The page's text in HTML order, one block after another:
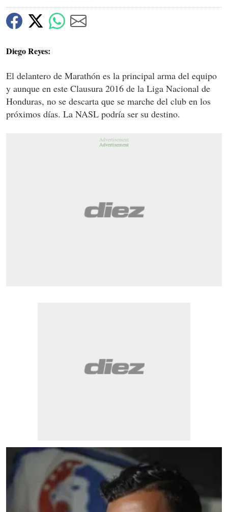
Diego Reyes:
El delantero de Marathón es la principal arma del equipo
y aunque en este Clausura 2016 de la Liga Nacional de
Honduras, no se descarta que se marche del club en los
próximos días. La NASL podría ser su destino.